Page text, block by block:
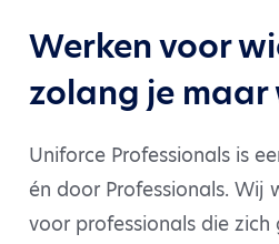
Werken voor
zolang je
Uniforce Professionals is
én door Professionals. Wij
voor professionals die